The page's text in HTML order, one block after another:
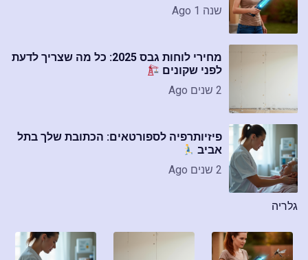
שנה 1 Ago
מחירי לוחות גבס 2025: כל מה שצריך לדעת
לפני שקונים
2 שנים Ago
פיזיותרפיה לספורטאים: הכתובת שלך בתל
אביב
2 שנים Ago
גלריה